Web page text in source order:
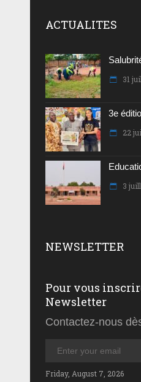
ACTUALITES
31
3e
22
3
NEWSLETTER
Pour vous
Newsletter
Contactez-nous
Friday, August 7, 2026